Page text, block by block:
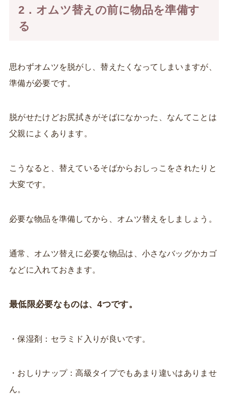
2．オムツ替えの前に物品を準備す
る
思わずオムツを脱がし、替えたくなってしまいますが、
準備が必要です。
脱がせたけどお尻拭きがそばになかった、なんてことは
父親によくあります。
こうなると、替えているそばからおしっこをされたりと
大変です。
必要な物品を準備してから、オムツ替えをしましょう。
通常、オムツ替えに必要な物品は、小さなバッグかカゴ
などに入れておきます。
最低限必要なものは、4つです。
・保湿剤：セラミド入りが良いです。
・おしりナップ：高級タイプでもあまり違いはありませ
ん。